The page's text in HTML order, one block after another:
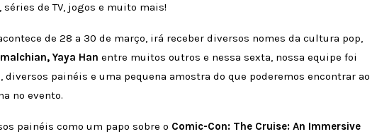
de TV, jogos e muito mais!
de 28 a 30 de março, irá receber diversos nomes da cultura pop,
Yaya Han entre muitos outros e nessa sexta, nossa equipe foi
painéis e uma pequena amostra do que poderemos encontrar ao
no evento.
painéis como um papo sobre o Comic-Con: The Cruise: An Immersive